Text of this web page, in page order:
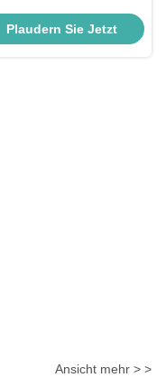
Baureihe YKK 400V 6000V
Plaudern Sie Jetzt
Ansicht mehr > >